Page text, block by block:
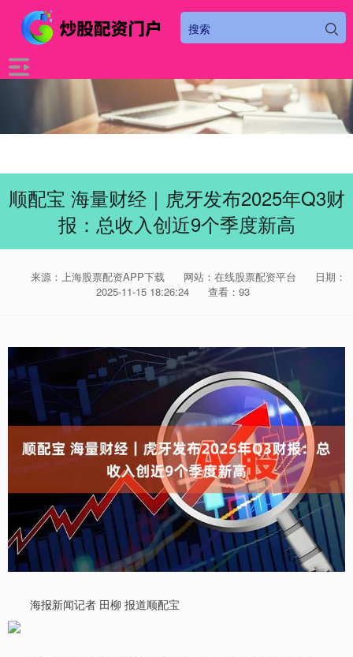
顺配宝 海量财经｜虎牙发布2025年Q3财
报：总收入创近9个季度新高
来源：上海股票配资APP下载 网站：在线股票配资平台
日期：
2025-11-15 18:26:24
查看：93
海报新闻记者 田柳 报道顺配宝